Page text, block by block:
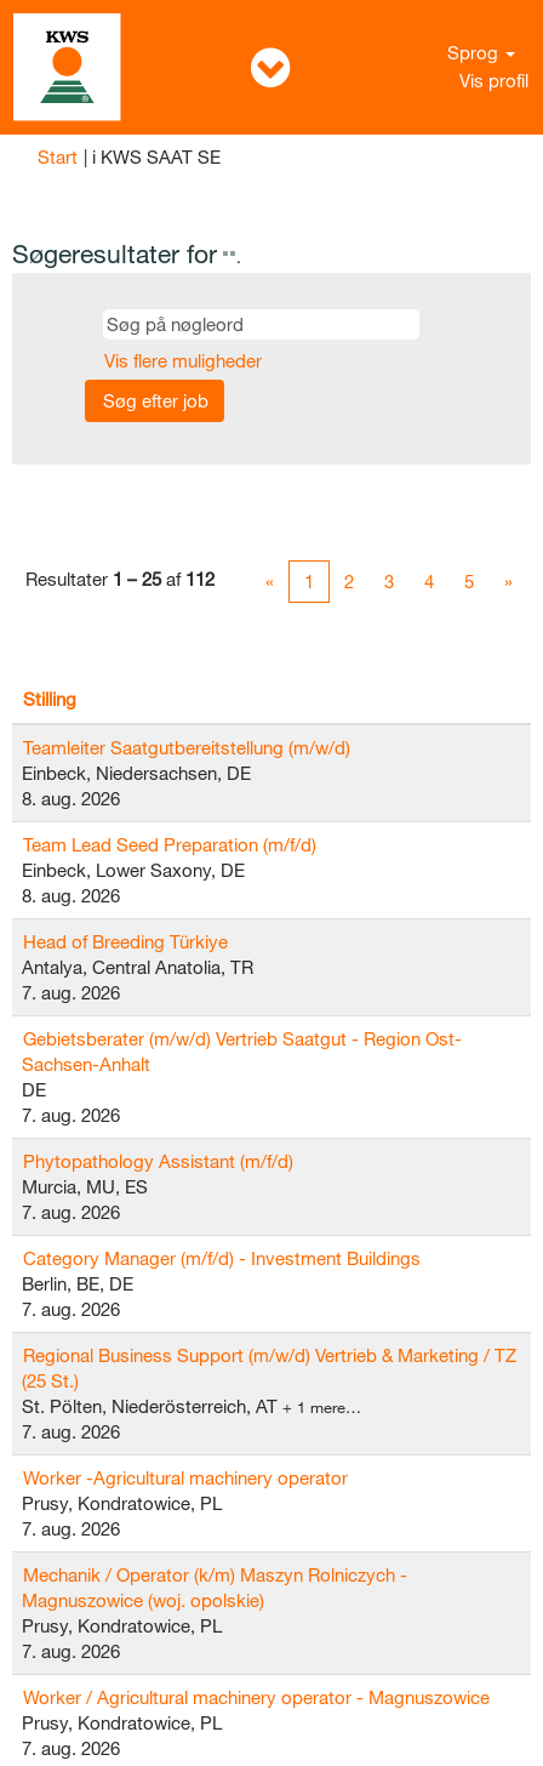
Sprog
Vis profil
Start | i KWS SAAT SE(aktuel
Søgeresultater for "".
Vis flere muligheder
Resultater 1 – 25af 112 « 1 2 3 4 5 »
Stilling
Teamleiter Saatgutbereitstellung (m/w/d)
Einbeck, Niedersachsen, DE
8. aug. 2026
Team Lead Seed Preparation (m/f/d)
Einbeck, Lower Saxony, DE
8. aug. 2026
Head of Breeding Türkiye
Antalya, Central Anatolia, TR
7. aug. 2026
Gebietsberater (m/w/d) Vertrieb Saatgut - Region Ost-
Sachsen-Anhalt
DE
7. aug. 2026
Phytopathology Assistant (m/f/d)
Murcia, MU, ES
7. aug. 2026
Category Manager (m/f/d) - Investment Buildings
Berlin, BE, DE
7. aug. 2026
Regional Business Support (m/w/d) Vertrieb & Marketing / TZ
(25 St.)
St. Pölten, Niederösterreich, AT + 1 mere…
7. aug. 2026
Worker -Agricultural machinery operator
Prusy, Kondratowice, PL
7. aug. 2026
Mechanik / Operator (k/m) Maszyn Rolniczych -
Magnuszowice (woj. opolskie)
Prusy, Kondratowice, PL
7. aug. 2026
Worker / Agricultural machinery operator - Magnuszowice
Prusy, Kondratowice, PL
7. aug. 2026